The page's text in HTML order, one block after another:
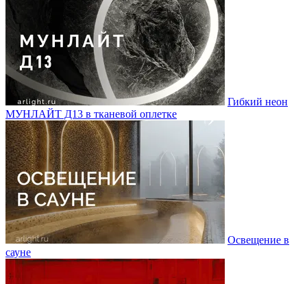
Гибкий неон
МУНЛАЙТ Д13 в тканевой оплетке
Освещение в
сауне